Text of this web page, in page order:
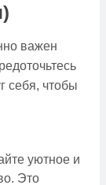
важен
себя, чтобы
уютное и
Это